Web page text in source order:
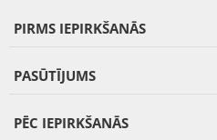
PIRMS IEPIRKŠANĀS
PASŪTĪJUMS
PĒC IEPIRKŠANĀS